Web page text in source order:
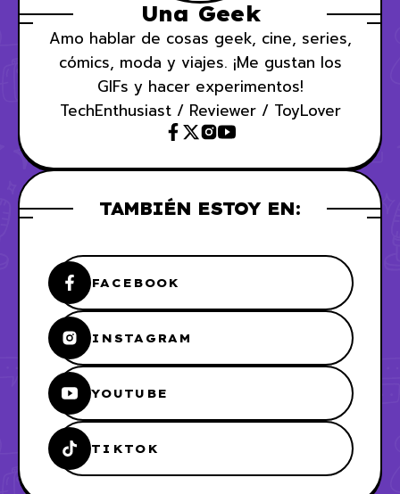
Una Geek
Amo hablar de cosas geek, cine, series,
cómics, moda y viajes. ¡Me gustan los
GIFs y hacer experimentos!
TechEnthusiast / Reviewer / ToyLover
TAMBIÉN ESTOY EN:
FACEBOOK
INSTAGRAM
YOUTUBE
TIKTOK